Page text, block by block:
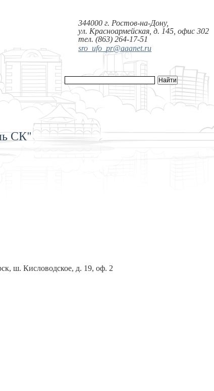
344000 г. Ростов-на-Дону,
ул. Красноармейская, д. 145, офис 302
тел. (863) 264-17-51
sro_ufo_pr@aaanet.ru
СК"
ш. Кисловодское, д. 19, оф. 2